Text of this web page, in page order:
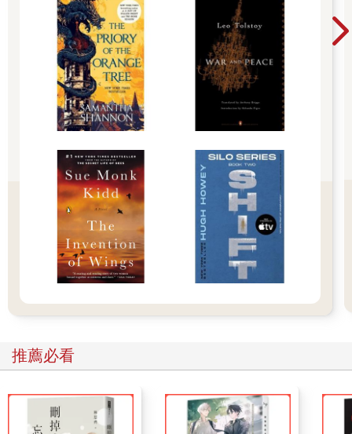
平靜，內心卻因情感的裂痕而微微震盪。他不再沉溺於過往的婚
姻，也未再與前妻有直接互動，取而代之的是對自我情感的反
思，以及對人與人之間連結的敏感觀察。他時而被日常的細微景
象擊中，街邊輕拂的風、街燈下匆匆的人影，偶而一個陌生人的
表情或言語，都能讓他回想過去，感受到愛的失落與脆弱。他的
孤獨感不是劇烈的情節，而是一種持續的心緒流動，讓人真切地
感受到愛情中的不確定性與內心的自省。
與之對應，〈時光之妻〉中，李歐密與施爾德的愛情，起初仿佛
帶著柔和而清新的氣息，卻逐步被病痛與猜忌侵蝕，一步步走向
崩解。當李歐密在病痛中對自身命運的思索，以及對家人和伴侶
的關懷中，我們深深感受到愛情佇立在現實面前的虛弱與不堪一
故事裡的愛情，從來就不是浪漫主義的頌歌，而是更像一面布滿
裂痕的鏡子，清晰映照出人性中對親密的渴望，以及永遠無法完
全掌控的無奈。從本質上來說，愛情也許從來就不是永恆的承
諾，而是一場需要持續理解、不斷包容的薄弱儀式。
「生存」的掙扎，在這部小說集裡是以多重形式呈現的，從都市
的牙科診所，到工廠嚴苛的生產線，處處都是人性與命運交織的
他意識到牙齒雖能植回，但裂縫與疼痛依舊真實存在，這讓他聯
想到生命裡那些無法復原的空缺。植牙不再只是體外的醫療過
程，而是一種心理面對衰老與孤獨的隱喻。
而在〈獵人〉中，主角「我」與林子厚在工廠的生產線上，觀察
每個零件的擺放、每位同仁的操作，學習辨識潛藏在細節裡的
推薦必看